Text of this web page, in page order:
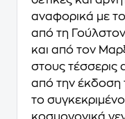
αναφορικά με το
από τη
και από τον
στους
από την έκδοση
το